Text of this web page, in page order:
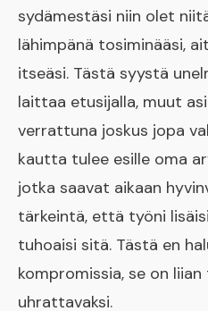
sydämestäsi niin olet
lähimpänä tosiminääsi,
itseäsi. Tästä syystä
laittaa etusijalla, muut
verrattuna joskus jopa
kautta tulee esille oma
jotka saavat aikaan
tärkeintä, että työni
tuhoaisi sitä. Tästä en
kompromissia, se on
uhrattavaksi.